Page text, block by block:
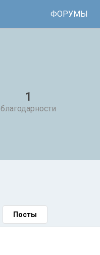
ФОРУМЫ
1
благодарности
Посты